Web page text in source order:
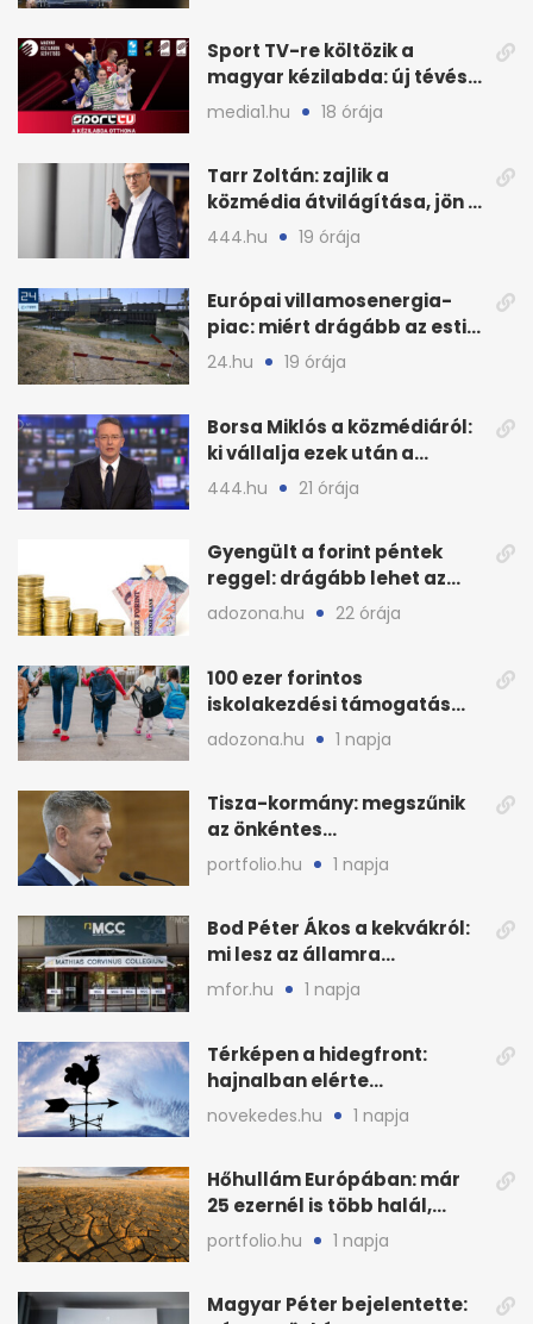
Sport TV-re költözik a
magyar kézilabda: új tévés
megállapodás
media1.hu 18 órája
Tarr Zoltán: zajlik a
közmédia átvilágítása, jön a
nyilvános véleményezés
444.hu 19 órája
Európai villamosenergia-
piac: miért drágább az esti
áram Magyarországon
24.hu 19 órája
Borsa Miklós a közmédiáról:
ki vállalja ezek után a
munkát?
444.hu 21 órája
Gyengült a forint péntek
reggel: drágább lehet az
euró és a dollár
adozona.hu 22 órája
100 ezer forintos
iskolakezdési támogatás
2026 őszén: adózás,
munkáltatói plusz
adozona.hu 1 napja
Tisza-kormány: megszűnik
az önkéntes
fogyasztáscsökkentés
portfolio.hu 1 napja
Bod Péter Ákos a kekvákról:
mi lesz az államra
visszaszálló vagyonnal?
mfor.hu 1 napja
Térképen a hidegfront:
hajnalban elérte
Magyarország határát
novekedes.hu 1 napja
Hőhullám Európában: már
25 ezernél is több halál,
folytatódhat
portfolio.hu 1 napja
Magyar Péter bejelentette: